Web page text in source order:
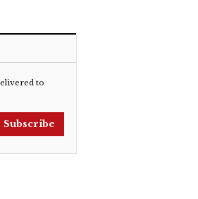
to
Subscribe